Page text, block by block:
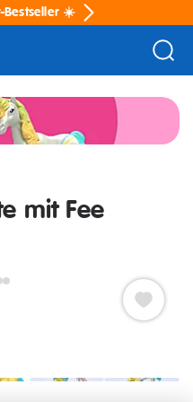
Bestseller ☀️
mit Fee